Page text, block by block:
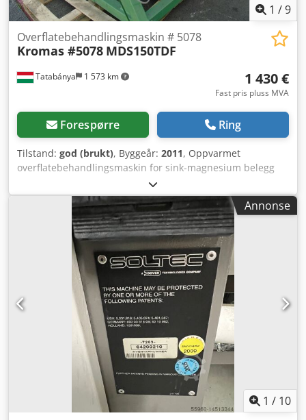
1 /9
Tatabánya 1 573 km
Overflatebehandlingsmaskin # 5078
Kromas #5078 MDS150TDF
1 430 €
Fast pris pluss MVA
Forespørre Ring
Tilstand: god (brukt), Byggeår: 2011, Oppvarmet
overflatebehandlingsmaskin for sink-magnesium belegg
Tankkapasitet: 150 l Csdpfxofndpno Ahbjha Varmeeffekt:
20 kW Vekt: 1230 kg
Annonse
1 / 10